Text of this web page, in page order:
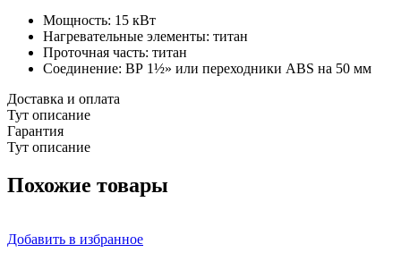
Мощность: 15 кВт
Нагревательные элементы: титан
Проточная часть: титан
Соединение: ВР 1½» или переходники ABS на 50 мм
Доставка и оплата
Тут описание
Гарантия
Тут описание
Похожие товары
Добавить в избранное